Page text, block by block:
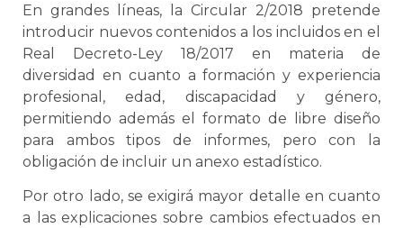
En grandes líneas, la Circular 2/2018 pretende
introducir nuevos contenidos a los incluidos en el
Real Decreto-Ley 18/2017 en materia de
diversidad en cuanto a formación y experiencia
profesional, edad, discapacidad y género,
permitiendo además el formato de libre diseño
para ambos tipos de informes, pero con la
obligación de incluir un anexo estadístico.
Por otro lado, se exigirá mayor detalle en cuanto
a las explicaciones sobre cambios efectuados en